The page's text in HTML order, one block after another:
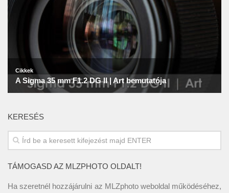
KERESÉS
TÁMOGASD AZ MLZPHOTO OLDALT!
Ha szeretnél hozzájárulni az MLZphoto weboldal működéséhez,